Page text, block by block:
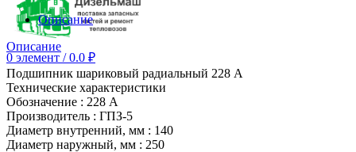
0 элемент / 0.0 ₽
Описание
Описание
Подшипник шариковый радиальный 228 А
Технические характеристики
Обозначение : 228 А
Производитель : ГПЗ-5
Диаметр внутренний, мм : 140
Диаметр наружный, мм : 250